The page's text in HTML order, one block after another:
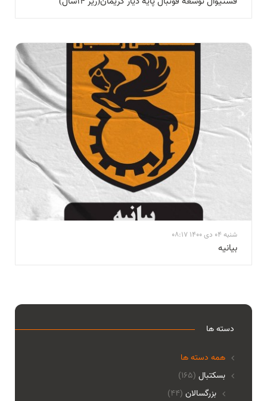
شنبه 04 دی 1400 08:17
بيانيه
دسته ها
همه دسته ها
(165) بسکتبال
بزرگسالان (44)